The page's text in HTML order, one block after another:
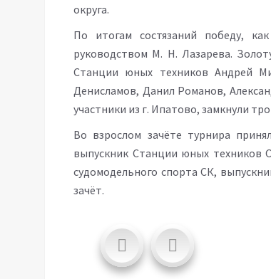
округа.
По итогам состязаний победу,
руководством М. Н. Лазарева.
Станции юных техников Андрей
Денисламов, Данил Романов,
участники из г. Ипатово, замкнули
Во взрослом зачёте турнира
выпускник Станции юных техников
судомодельного спорта СК,
зачёт.